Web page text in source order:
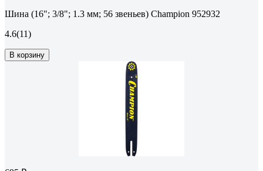
Шина (16"; 3/8"; 1.3 мм; 56 звеньев) Champion 952932
4.6(11)
В корзину